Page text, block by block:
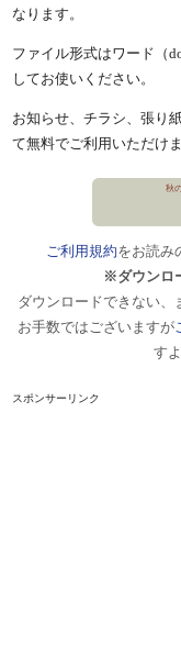
なります。
ファイル形式はワード（
してお使いください。
お知らせ、チラシ、張り
て無料でご利用いただけま
秋
ご利用規約をお読み
※ダウンロ
ダウンロードできない、
お手数ではございますが
す
スポンサーリンク